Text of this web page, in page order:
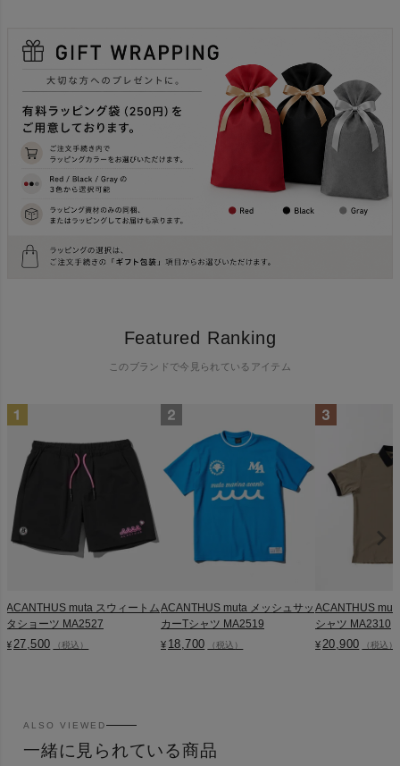
Featured Ranking
このブランドで今見られているアイテム
ACANTHUS muta スウィートム
タショーツ MA2527
¥ 27,500 （税込）
ACANTHUS muta メッシュサッ
カーTシャツ MA2519
¥ 18,700 （税込）
ACANTHUS
シャツ MA2310
¥ 20,900 （税込）
ALSO VIEWED
一緒に見られている商品